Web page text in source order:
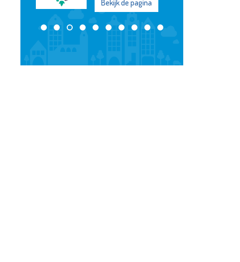
Bekijk de pagina